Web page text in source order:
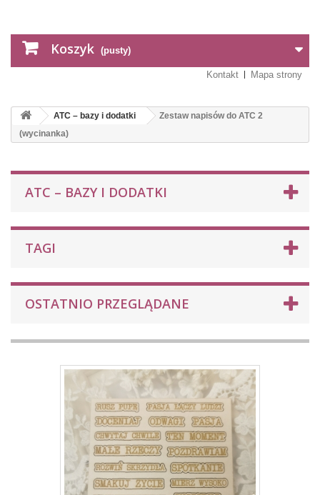
Koszyk (pusty)
Kontakt Mapa strony
ATC – bazy i dodatki
Zestaw napisów do ATC 2
(wycinanka)
ATC – BAZY I DODATKI
TAGI
OSTATNIO PRZEGLĄDANE